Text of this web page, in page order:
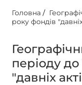
Головна /
року фондів
періоду до
"давніх